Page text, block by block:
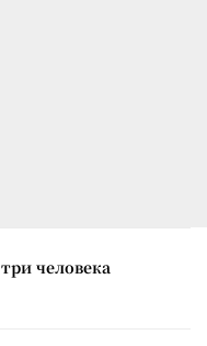
человека